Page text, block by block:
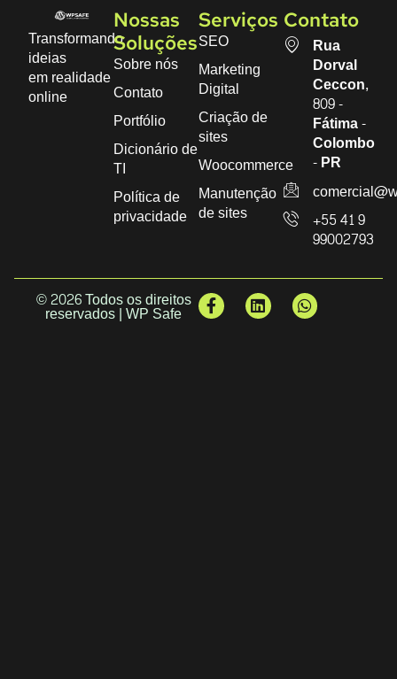
Transformando
ideias
em realidade
online
Nossas
Soluções
Sobre nós
Contato
Portfólio
Dicionário de
TI
Política de
privacidade
Serviços
SEO
Marketing
Digital
Criação de
sites
Woocommerce
Manutenção
de sites
Contato
Rua
Dorval
Ceccon,
809 -
Fátima -
Colombo
- PR
+55 41 9
99002793
© 2026 Todos os direitos
reservados | WP Safe